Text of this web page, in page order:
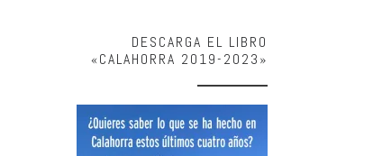
DESCARGA EL LIBRO
«CALAHORRA 2019-2023»